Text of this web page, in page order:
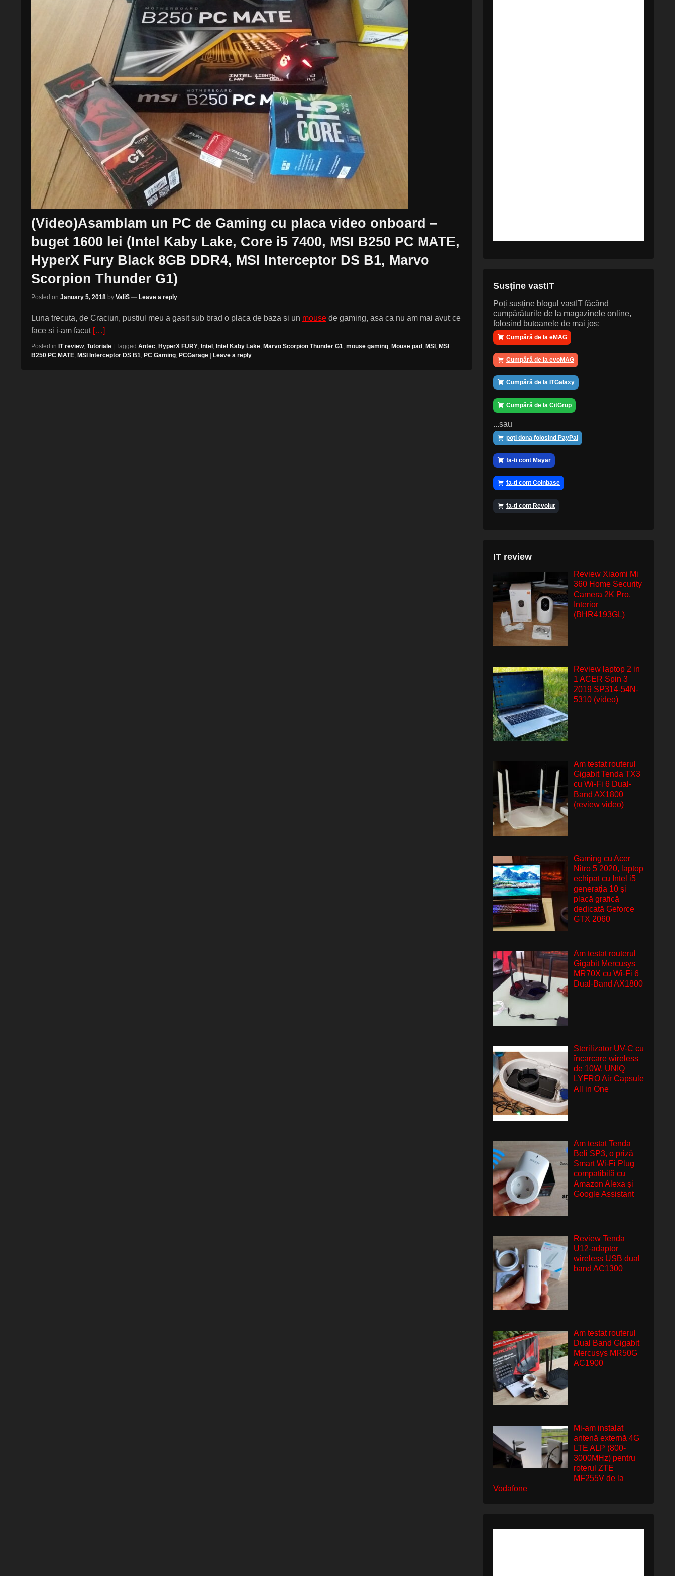
(Video)Asamblam un PC de Gaming cu placa video onboard –
buget 1600 lei (Intel Kaby Lake, Core i5 7400, MSI B250 PC MATE,
HyperX Fury Black 8GB DDR4, MSI Interceptor DS B1, Marvo
Scorpion Thunder G1)
Posted on January 5, 2018 by ValiS — Leave a reply
Luna trecuta, de Craciun, pustiul meu a gasit sub brad o placa de baza si un mouse de gaming, asa ca nu am mai avut ce
face si i-am facut […]
Posted in IT review, Tutoriale Tagged Antec, HyperX FURY, Intel , Intel Kaby Lake, Marvo Scorpion Thunder G1, mouse gaming, Mouse pad , MSI , MSI
B250 PC MATE, MSI Interceptor DS B1, PC Gaming, PCGarage Leave a reply
Susține vastIT
Poți susține blogul vastIT făcând
cumpărăturile de la magazinele online,
folosind butoanele de mai jos:
Cumpără de la eMAG
Cumpără de la evoMAG
Cumpără de la ITGalaxy
Cumpără de la CitGrup
...sau
poți dona folosind PayPal
fa-ti cont Mayar
fa-ti cont Coinbase
fa-ti cont Revolut
IT review
Review Xiaomi Mi
360 Home Security
Camera 2K Pro,
Interior
(BHR4193GL)
Review laptop 2 in
1 ACER Spin 3
2019 SP314-54N-
5310 (video)
Am testat routerul
Gigabit Tenda TX3
cu Wi-Fi 6 Dual-
Band AX1800
(review video)
Gaming cu Acer
Nitro 5 2020, laptop
echipat cu Intel i5
generația 10 și
placă grafică
dedicată Geforce
GTX 2060
Am testat routerul
Gigabit Mercusys
MR70X cu Wi-Fi 6
Dual-Band AX1800
Sterilizator UV-C cu
încarcare wireless
de 10W, UNIQ
LYFRO Air Capsule
All in One
Am testat Tenda
Beli SP3, o priză
Smart Wi-Fi Plug
compatibilă cu
Amazon Alexa și
Google Assistant
Review Tenda
U12-adaptor
wireless USB dual
band AC1300
Am testat routerul
Dual Band Gigabit
Mercusys MR50G
AC1900
Mi-am instalat
antenă externă 4G
LTE ALP (800-
3000MHz) pentru
roterul ZTE
MF255V de la
Vodafone